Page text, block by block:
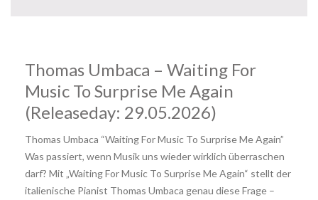
Thomas Umbaca – Waiting For
Music To Surprise Me Again
(Releaseday: 29.05.2026)
Thomas Umbaca “Waiting For Music To Surprise Me Again”
Was passiert, wenn Musik uns wieder wirklich überraschen
darf? Mit „Waiting For Music To Surprise Me Again“ stellt der
italienische Pianist Thomas Umbaca genau diese Frage –